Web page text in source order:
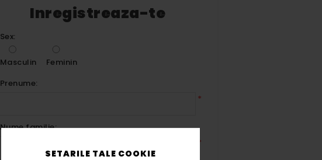
SETARILE TALE COOKIE
Inregistreaza-te
Sex:
Masculin
Feminin
Prenume:
*
Nume familie:
*